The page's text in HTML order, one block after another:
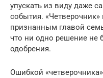
упускать из виду даже
события.
признанным главой
что ни одно решение не
одобрения.
Ошибкой